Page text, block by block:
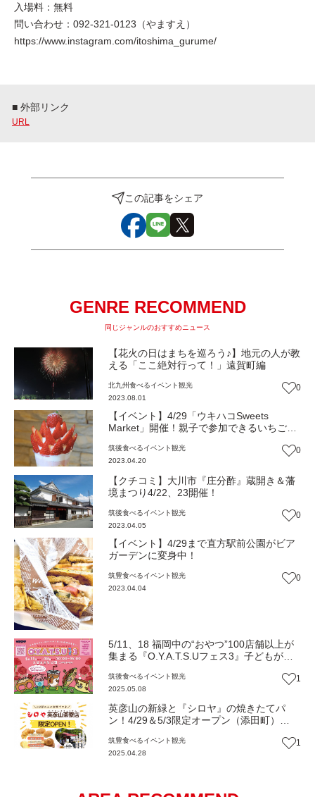
入場料：無料
問い合わせ：092-321-0123（やますえ）
https://www.instagram.com/itoshima_gurume/
■ 外部リンク
URL
この記事をシェア
GENRE RECOMMEND
同じジャンルのおすすめニュース
【花火の日はまちを巡ろう♪】地元の人が教
える「ここ絶対行って！」遠賀町編
北九州食べるイベント観光
2023.08.01
0
【イベント】4/29「ウキハコSweets
Market」開催！親子で参加できるいちごパ
筑後食べるイベント観光
2023.04.20
0
【クチコミ】大川市『庄分酢』蔵開き＆藩
境まつり4/22、23開催！
筑後食べるイベント観光
2023.04.05
0
【イベント】4/29まで直方駅前公園がビア
ガーデンに変身中！
筑豊食べるイベント観光
2023.04.04
0
5/11、18 福岡中の“おやつ”100店舗以上が
集まる『O.Y.A.T.S.Uフェス3』子どもがテ
留米市）【イベント】
筑後食べるイベント観光
2025.05.08
1
英彦山の新緑と『シロヤ』の焼きたてパ
ン！4/29＆5/3限定オープン（添田町）
筑豊食べるイベント観光
2025.04.28
1